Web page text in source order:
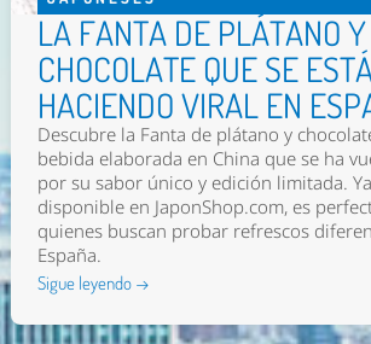
LA FANTA DE PLÁTANO Y
CHOCOLATE QUE SE
HACIENDO VIRAL EN
Descubre la Fanta de plátano y
bebida elaborada en China que se ha
por su sabor único y edición limitada. Ya
disponible en JaponShop.com, es
quienes buscan probar refrescos
España.
Sigue leyendo →